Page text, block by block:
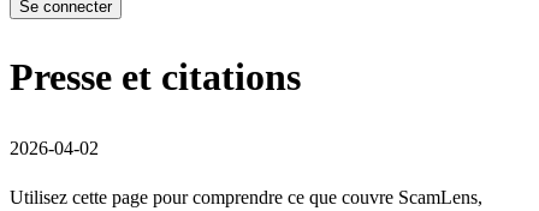
Se connecter
Presse et citations
2026-04-02
Utilisez cette page pour comprendre ce que couvre ScamLens,